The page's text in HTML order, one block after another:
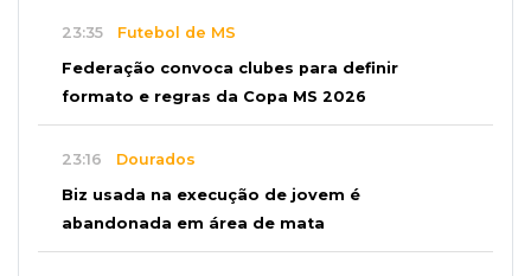
23:35 Futebol de MS
Federação convoca clubes para definir
formato e regras da Copa MS 2026
23:16 Dourados
Biz usada na execução de jovem é
abandonada em área de mata